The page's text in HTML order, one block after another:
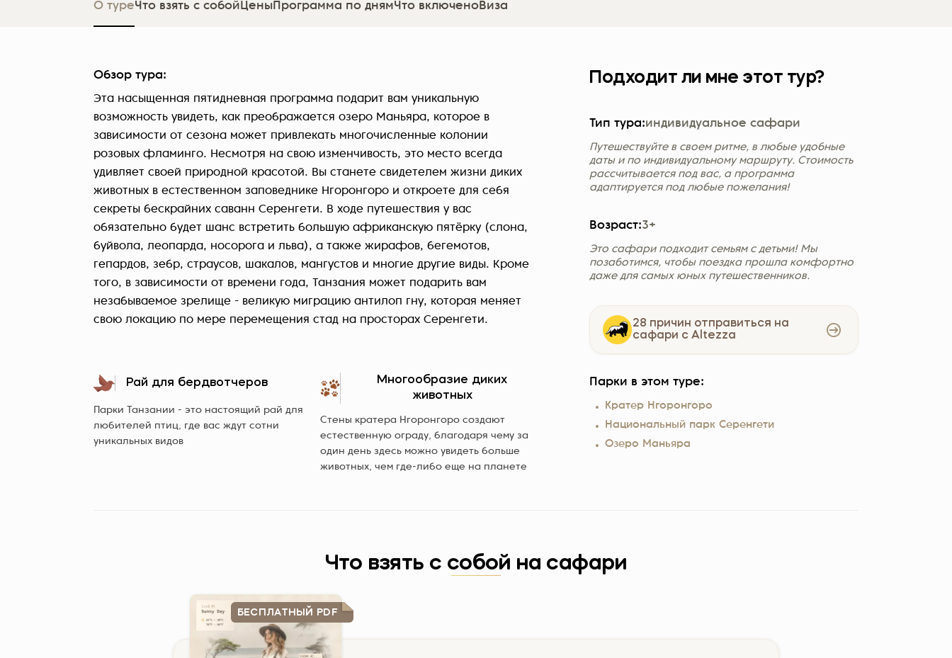
О туреЧто взять с собой Цены Программа по днямЧто включеноВиза
Обзор тура:
Эта насыщенная пятидневная программа подарит вам уникальную
возможность увидеть, как преображается озеро Маньяра, которое в
зависимости от сезона может привлекать многочисленные колонии
розовых фламинго. Несмотря на свою изменчивость, это место всегда
удивляет своей природной красотой. Вы станете свидетелем жизни диких
животных в естественном заповеднике Нгоронгоро и откроете для себя
секреты бескрайних саванн Серенгети. В ходе путешествия у вас
обязательно будет шанс встретить большую африканскую пятёрку (слона,
буйвола, леопарда, носорога и льва), а также жирафов, бегемотов,
гепардов, зебр, страусов, шакалов, мангустов и многие другие виды. Кроме
того, в зависимости от времени года, Танзания может подарить вам
незабываемое зрелище - великую миграцию антилоп гну, которая меняет
свою локацию по мере перемещения стад на просторах Серенгети.
Рай для бердвотчеров
Парки Танзании - это настоящий рай для
любителей птиц, где вас ждут сотни
уникальных видов
Многообразие диких
животных
Стены кратера Нгоронгоро создают
естественную ограду, благодаря чему за
один день здесь можно увидеть больше
животных, чем где-либо еще на планете
Подходит ли мне этот тур?
Тип тура:индивидуальное сафари
Путешествуйте в своем ритме, в любые удобные
даты и по индивидуальному маршруту. Стоимость
рассчитывается под вас, а программа
адаптируется под любые пожелания!
Возраст:3+
Это сафари подходит семьям с детьми! Мы
позаботимся, чтобы поездка прошла комфортно
даже для самых юных путешественников.
28 причин отправиться на
сафари с Altezza
Парки в этом туре:
Кратер Нгоронгоро
Национальный парк Серенгети
Озеро Маньяра
Что взять с собой на сафари
БЕСПЛАТНЫЙ PDF